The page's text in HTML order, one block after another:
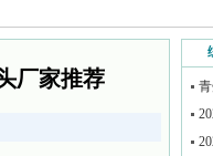
厂家推荐